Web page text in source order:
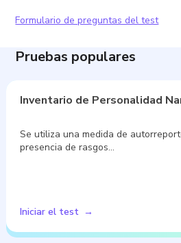
Formulario de preguntas del test
Pruebas populares
Inventario de Personalidad
Se utiliza una medida de
presencia de rasgos…
Iniciar el test